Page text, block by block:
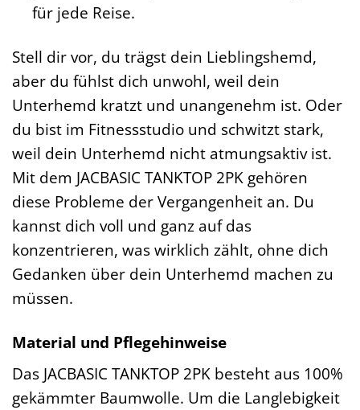
für jede Reise.
Stell dir vor, du trägst dein Lieblingshemd,
aber du fühlst dich unwohl, weil dein
Unterhemd kratzt und unangenehm ist. Oder
du bist im Fitnessstudio und schwitzt stark,
weil dein Unterhemd nicht atmungsaktiv ist.
Mit dem JACBASIC TANKTOP 2PK gehören
diese Probleme der Vergangenheit an. Du
kannst dich voll und ganz auf das
konzentrieren, was wirklich zählt, ohne dich
Gedanken über dein Unterhemd machen zu
müssen.
Material und Pflegehinweise
Das JACBASIC TANKTOP 2PK besteht aus 100%
gekämmter Baumwolle. Um die Langlebigkeit